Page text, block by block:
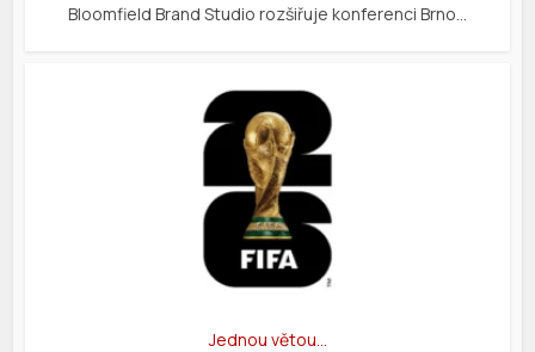
Bloomfield Brand Studio rozšiřuje konferenci Brno…
Jednou větou…